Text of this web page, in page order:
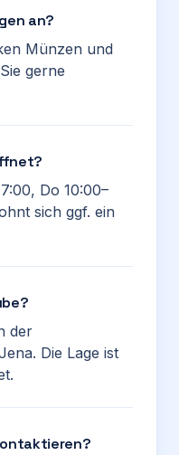
an?
Münzen und
gerne
Do 10:00–
sich ggf. ein
der
Die Lage ist